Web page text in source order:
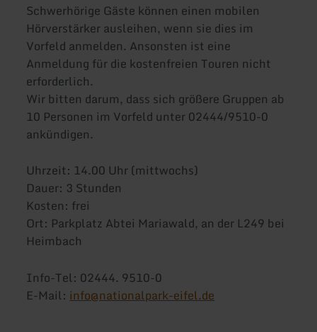
Schwerhörige Gäste können einen mobilen
Hörverstärker ausleihen, wenn sie dies im
Vorfeld anmelden. Ansonsten ist eine
Anmeldung für die kostenfreien Touren nicht
erforderlich.
Wir bitten darum, dass sich größere Gruppen ab
10 Personen im Vorfeld unter 02444/9510-0
ankündigen.
Uhrzeit: 14.00 Uhr (mittwochs)
Dauer: 3 Stunden
Kosten: frei
Ort: Parkplatz Abtei Mariawald, an der L249 bei
Heimbach
Info-Tel: 02444. 9510-0
E-Mail: info@nationalpark-eifel.de